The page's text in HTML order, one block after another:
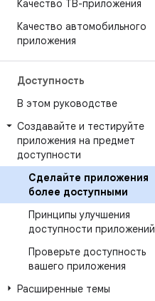
Качество ТВ-приложения
Качество автомобильного
приложения
Доступность
В этом руководстве
Создавайте и тестируйте
приложения на предмет
доступности
Сделайте приложения
более доступными
Принципы улучшения
доступности приложений
Проверьте доступность
вашего приложения
Расширенные темы